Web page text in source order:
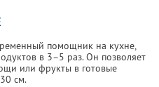
помощник на кухне,
в 3–5 раз. Он позволяет
или фрукты в готовые
см.